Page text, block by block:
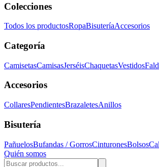
Colecciones
Todos los productosRopaBisuteríaAccesorios
Categoría
CamisetasCamisasJerséisChaquetasVestidos
Accesorios
CollaresPendientesBrazaletesAnillos
Bisutería
PañuelosBufandas / GorrosCinturonesBolsos
Quién somos